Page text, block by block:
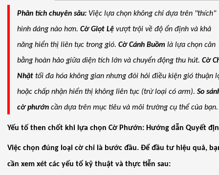
Phân tích chuyên sâu: Việc lựa chọn không chỉ dựa trên "thích"
hình dáng nào hơn. Cờ Giọt Lệ vượt trội về độ ổn định và khả
năng hiển thị liên tục trong gió. Cờ Cánh Buồm là lựa chọn cân
bằng hoàn hảo giữa diện tích lớn và chuyển động thu hút. Cờ
Nhật tối đa hóa không gian nhưng đòi hỏi điều kiện gió thuận
hoặc chấp nhận hiển thị không liên tục (trừ loại có arm). So
cờ phướn cần dựa trên mục tiêu và môi trường cụ thể của bạn.
Yếu tố then chốt khi lựa chọn Cờ Phướn: Hướng dẫn Quyết
Việc chọn đúng loại cờ chỉ là bước đầu. Để đầu tư hiệu quả,
cần xem xét các yếu tố kỹ thuật và thực tiễn sau: